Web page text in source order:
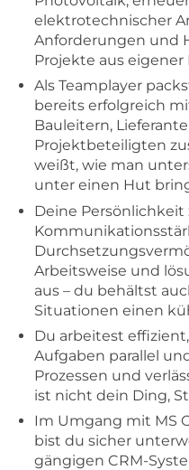
elektrotechnischer
Anforderungen und
Projekte aus
Als Teamplayer
bereits erfolgreich
Bauleitern,
Projektbeteiligten
weißt, wie man
unter einen Hut
Deine
Arbeitsweise und
aus – du behältst
Situationen einen
Du arbeitest
Aufgaben parallel
Prozessen und
ist nicht dein Ding,
Im Umgang mit MS
bist du sicher
gängigen CRM-